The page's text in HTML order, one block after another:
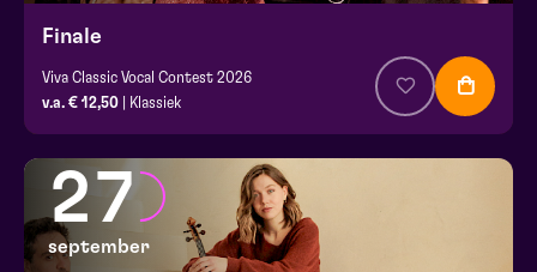
Finale
Viva Classic Vocal Contest 2026
v.a. € 12,50 | Klassiek
27
september